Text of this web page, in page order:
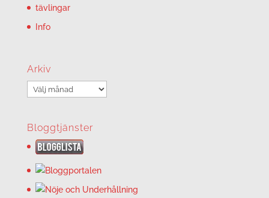
tävlingar
Info
Arkiv
Arkiv
Bloggtjänster